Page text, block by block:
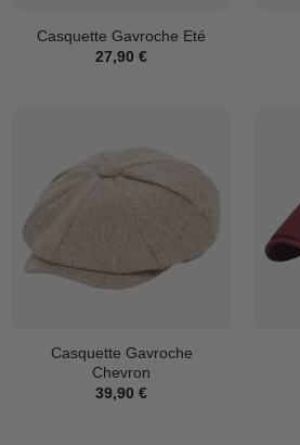
Casquette Gavroche Eté
27,90 €
Casquette Gavroche
Chevron
39,90 €